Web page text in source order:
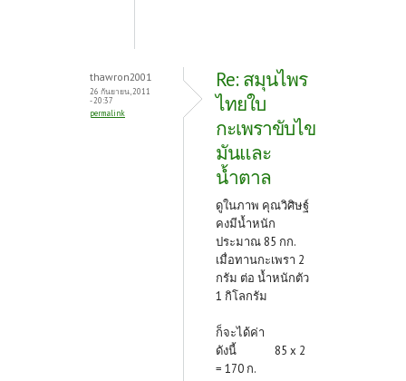
thawron2001
26 กันยายน, 2011
- 20:37
permalink
Re: สมุนไพร
ไทยใบ
กะเพราขับไข
มันและ
น้ำตาล
ดูในภาพ คุณวิศิษฐ์
คงมีน้ำหนัก
ประมาณ 85 กก.
เมื่อทานกะเพรา 2
กรัม ต่อ น้ำหนักตัว
1 กิโลกรัม
ก็จะได้ค่า
ดังนี้ 85 x 2
= 170 ก.